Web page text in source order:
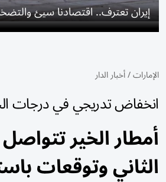
إيران تعترف.. اقتصادنا سيئ
الإمارات/أخبار الدار
انخفاض تدريجي في درجات
أمطار الخير